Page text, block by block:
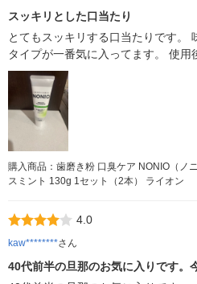
スッキリとした口当たり
とてもスッキリする口当たりです。
タイプが一番気に入ってます。 使用
購入商品：歯磨き粉 口臭ケア NONIO（ノ
スミント 130g 1セット（2本） ライオン
4.0
kaw********さん
40代前半の旦那のお気に入りです。